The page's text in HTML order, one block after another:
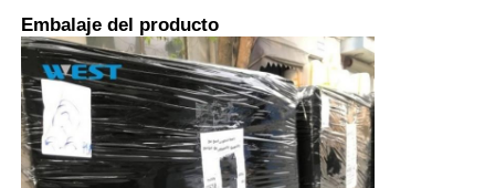
Embalaje del producto